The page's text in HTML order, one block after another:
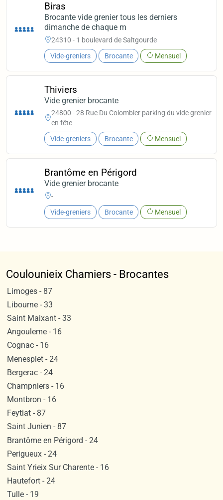
Biras
Brocante vide grenier tous les derniers
dimanche de chaque m
24310 - 1 boulevard de Saltgourde
Vide-greniers Brocante Mensuel
Thiviers
Vide grenier brocante
24800 - 28 Rue Du Colombier parking du vide grenier
en fête
Vide-greniers Brocante Mensuel
Brantôme en Périgord
Vide grenier brocante
-
Vide-greniers Brocante Mensuel
Coulounieix Chamiers - Brocantes
Limoges - 87
Libourne - 33
Saint Maixant - 33
Angouleme - 16
Cognac - 16
Menesplet - 24
Bergerac - 24
Champniers - 16
Montbron - 16
Feytiat - 87
Saint Junien - 87
Brantôme en Périgord - 24
Perigueux - 24
Saint Yrieix Sur Charente - 16
Hautefort - 24
Tulle - 19